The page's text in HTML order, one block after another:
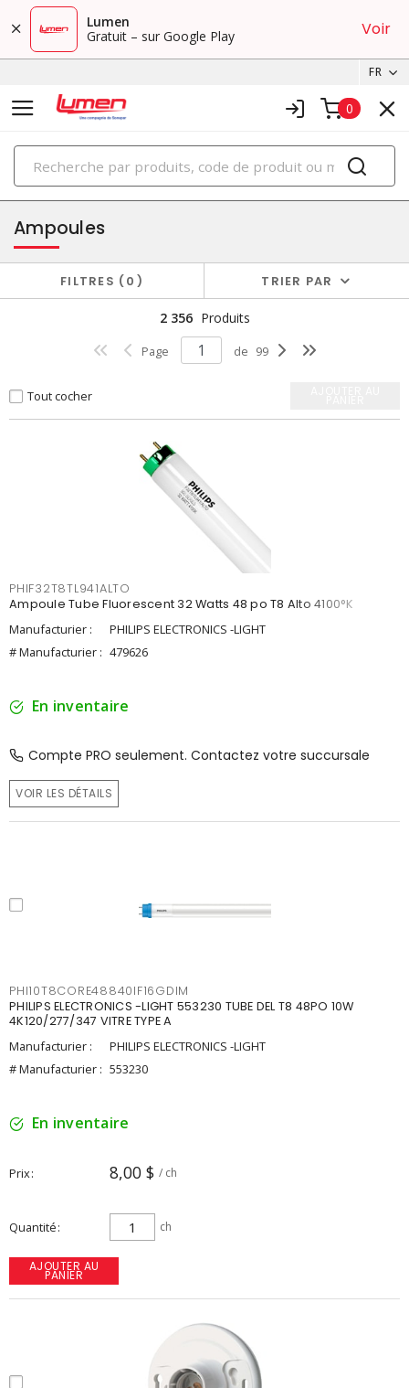
Lumen
Gratuit – sur Google Play
Voir
FR
0
PRODUITS
éclairage
Ampoules
FILTRES 0 TRIER PAR
2 356 Produits
Page de 99
Tout cocher
PHIF32T8TL941ALTO
Ampoule Tube Fluorescent 32 Watts 48 po T8 Alto 4100°K
Manufacturier :
PHILIPS ELECTRONICS -LIGHT
# Manufacturier : 479626
En inventaire
Compte PRO seulement. Contactez votre succursale
VOIR LES DÉTAILS
PHI10T8CORE48840IF16GDIM
PHILIPS ELECTRONICS -LIGHT 553230 TUBE DEL T8 48PO 10W
4K120/277/347 VITRE TYPE A
Manufacturier :
PHILIPS ELECTRONICS -LIGHT
# Manufacturier : 553230
En inventaire
Prix 8,00 $ / ch
Quantité ch
AJOUTER AU
PANIER